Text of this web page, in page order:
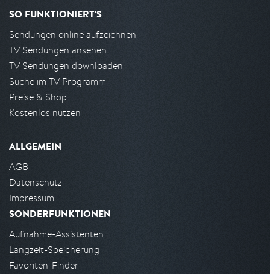
SO FUNKTIONIERT'S
Sendungen online aufzeichnen
TV Sendungen ansehen
TV Sendungen downloaden
Suche im TV Programm
Preise & Shop
Kostenlos nutzen
ALLGEMEIN
AGB
Datenschutz
Impressum
SONDERFUNKTIONEN
Aufnahme-Assistenten
Langzeit-Speicherung
Favoriten-Finder